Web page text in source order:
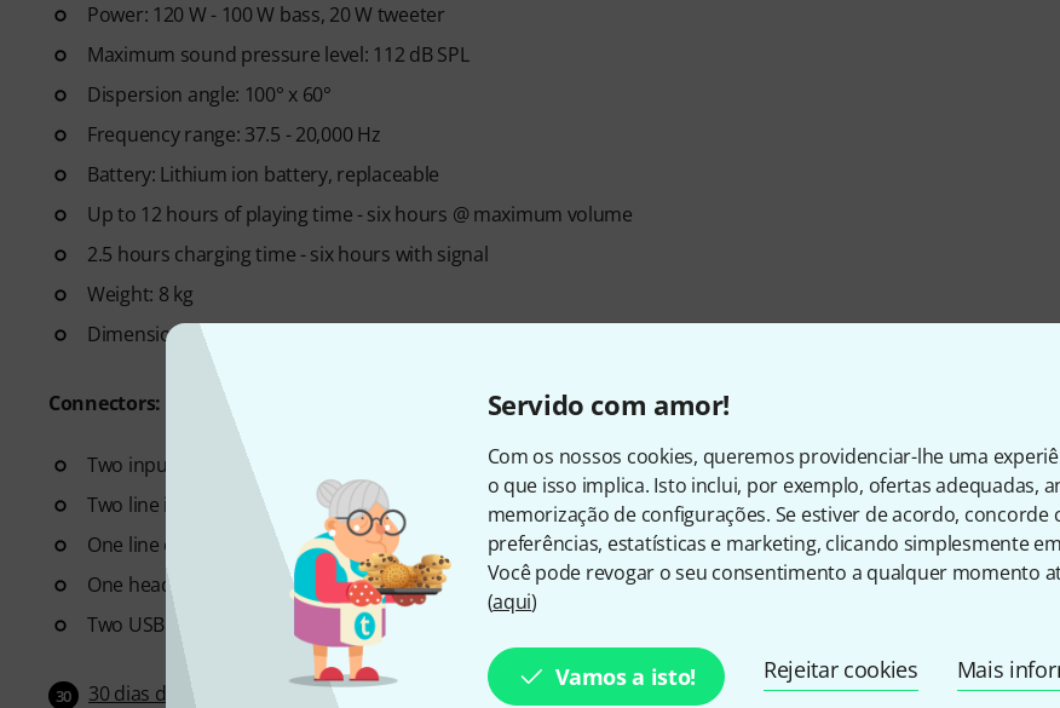
Servido com amor!
Com os nossos cookies, queremos providenciar-lhe uma
o que isso implica. Isto inclui, por exemplo, ofertas adequadas,
memorização de configurações. Se estiver de acordo, concorde
preferências, estatísticas e marketing, clicando simplesmente em
Você pode revogar o seu consentimento a qualquer momento
(aqui)
Vamos a isto! Rejeitar cookies Mais
Power: 120 W - 100 W bass, 20 W tweeter
Maximum sound pressure level: 112 dB SPL
Dispersion angle: 100° x 60°
Frequency range: 37.5 - 20,000 Hz
Battery: Lithium ion battery, replaceable
Up to 12 hours of playing time - six hours @ maximum volume
2.5 hours charging time - six hours with signal
Weight: 8 kg
Dimensions (L x W x H): 291 x 255 x 399 mm
Connectors:
Two inputs: XLR/jack Mic - Mic/Line one with phantom power
Two line inputs: 6.3 mm and 3.5 mm jack
One line output: 6.3 mm jack
One headphone jack: 3.5 mm
Two USB charging sockets (5 V 2 A) for powering external devices such as iPad, iPod, tablets, etc.
30 30 dias dinheiro de volta